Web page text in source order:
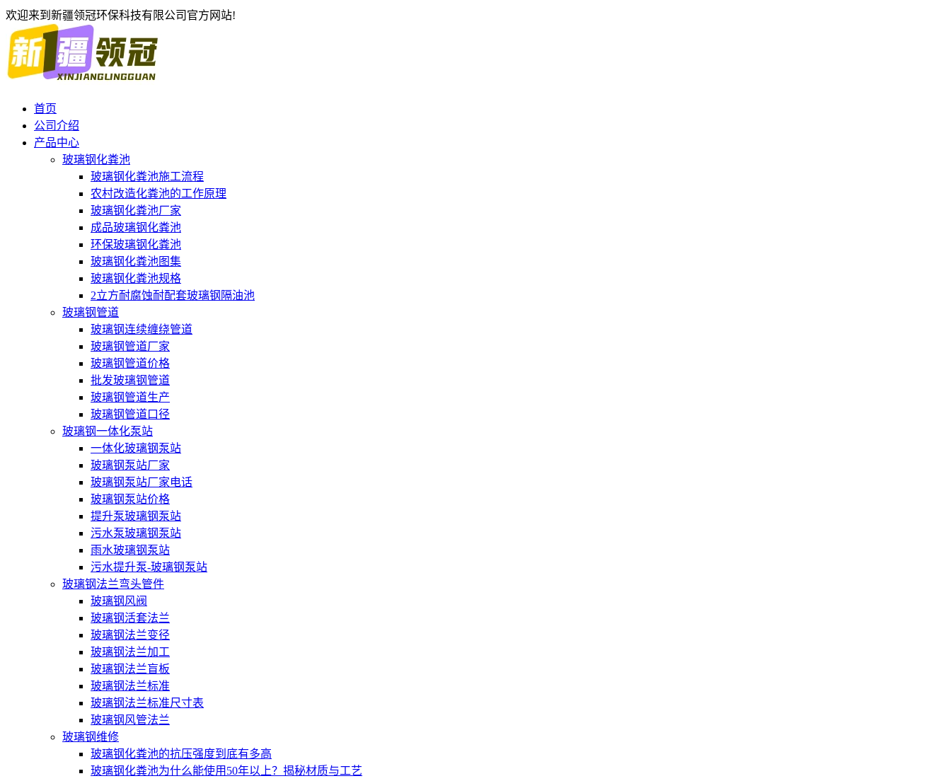
欢迎来到新疆领冠环保科技有限公司官方网站!
首页
公司介绍
产品中心
玻璃钢化粪池
玻璃钢化粪池施工流程
农村改造化粪池的工作原理
玻璃钢化粪池厂家
成品玻璃钢化粪池
环保玻璃钢化粪池
玻璃钢化粪池图集
玻璃钢化粪池规格
2立方耐腐蚀耐配套玻璃钢隔油池
玻璃钢管道
玻璃钢连续缠绕管道
玻璃钢管道厂家
玻璃钢管道价格
批发玻璃钢管道
玻璃钢管道生产
玻璃钢管道口径
玻璃钢一体化泵站
一体化玻璃钢泵站
玻璃钢泵站厂家
玻璃钢泵站厂家电话
玻璃钢泵站价格
提升泵玻璃钢泵站
污水泵玻璃钢泵站
雨水玻璃钢泵站
污水提升泵-玻璃钢泵站
玻璃钢法兰弯头管件
玻璃钢风阀
玻璃钢活套法兰
玻璃钢法兰变径
玻璃钢法兰加工
玻璃钢法兰盲板
玻璃钢法兰标准
玻璃钢法兰标准尺寸表
玻璃钢风管法兰
玻璃钢维修
玻璃钢化粪池的抗压强度到底有多高
玻璃钢化粪池为什么能使用50年以上？揭秘材质与工艺